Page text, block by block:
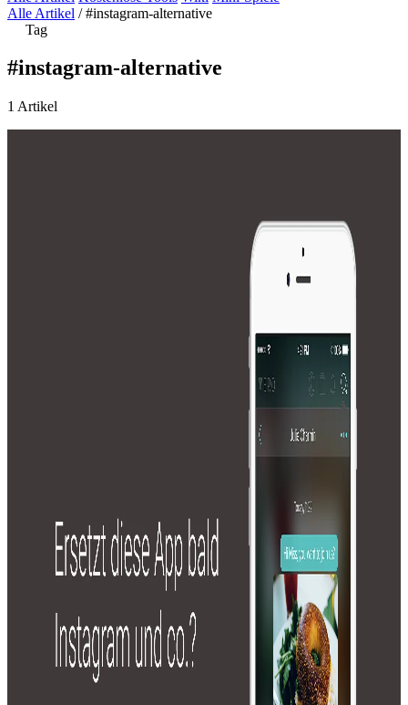
Alle Artikel / #instagram-alternative
Tag
#instagram-alternative
1 Artikel